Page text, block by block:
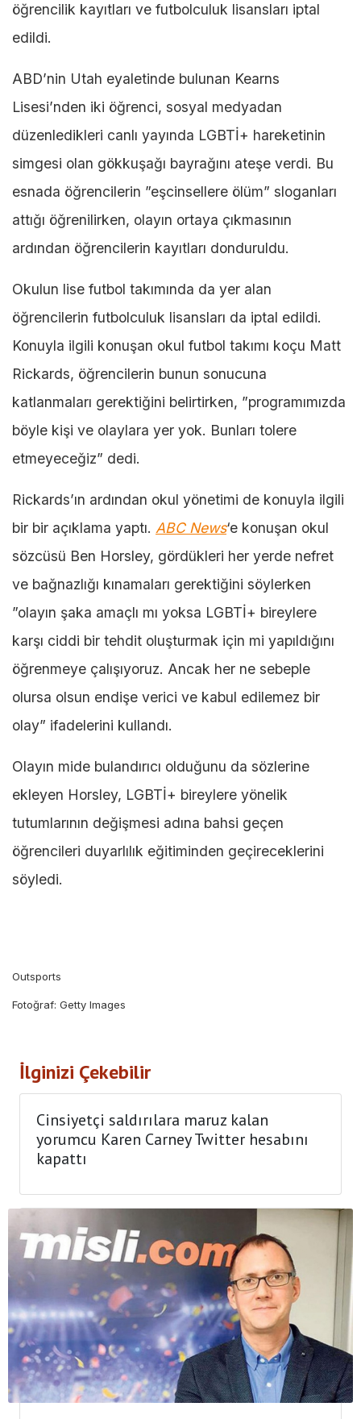
öğrencilik kayıtları ve futbolculuk lisansları iptal
edildi.
ABD’nin Utah eyaletinde bulunan Kearns
Lisesi’nden iki öğrenci, sosyal medyadan
düzenledikleri canlı yayında LGBTİ+ hareketinin
simgesi olan gökkuşağı bayrağını ateşe verdi. Bu
esnada öğrencilerin ”eşcinsellere ölüm” sloganları
attığı öğrenilirken, olayın ortaya çıkmasının
ardından öğrencilerin kayıtları donduruldu.
Okulun lise futbol takımında da yer alan
öğrencilerin futbolculuk lisansları da iptal edildi.
Konuyla ilgili konuşan okul futbol takımı koçu Matt
Rickards, öğrencilerin bunun sonucuna
katlanmaları gerektiğini belirtirken, ”programımızda
böyle kişi ve olaylara yer yok. Bunları tolere
etmeyeceğiz” dedi.
Rickards’ın ardından okul yönetimi de konuyla ilgili
bir bir açıklama yaptı. ABC News‘e konuşan okul
sözcüsü Ben Horsley, gördükleri her yerde nefret
ve bağnazlığı kınamaları gerektiğini söylerken
”olayın şaka amaçlı mı yoksa LGBTİ+ bireylere
karşı ciddi bir tehdit oluşturmak için mi yapıldığını
öğrenmeye çalışıyoruz. Ancak her ne sebeple
olursa olsun endişe verici ve kabul edilemez bir
olay” ifadelerini kullandı.
Olayın mide bulandırıcı olduğunu da sözlerine
ekleyen Horsley, LGBTİ+ bireylere yönelik
tutumlarının değişmesi adına bahsi geçen
öğrencileri duyarlılık eğitiminden geçireceklerini
söyledi.
Outsports
Fotoğraf: Getty Images
İlginizi Çekebilir
Cinsiyetçi saldırılara maruz kalan
yorumcu Karen Carney Twitter hesabını
kapattı